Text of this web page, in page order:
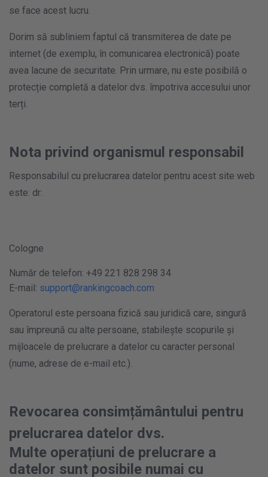
se face acest lucru.
Dorim să subliniem faptul că transmiterea de date pe
internet (de exemplu, în comunicarea electronică) poate
avea lacune de securitate. Prin urmare, nu este posibilă o
protecție completă a datelor dvs. împotriva accesului unor
terți.
Nota privind organismul responsabil
Responsabilul cu prelucrarea datelor pentru acest site web
este: dr:
Cologne
Număr de telefon: +49 221 828 298 34
E-mail: support@rankingcoach.com
Operatorul este persoana fizică sau juridică care, singură
sau împreună cu alte persoane, stabilește scopurile și
mijloacele de prelucrare a datelor cu caracter personal
(nume, adrese de e-mail etc.).
Revocarea consimțământului pentru
prelucrarea datelor dvs.
Multe operațiuni de prelucrare a
datelor sunt posibile numai cu